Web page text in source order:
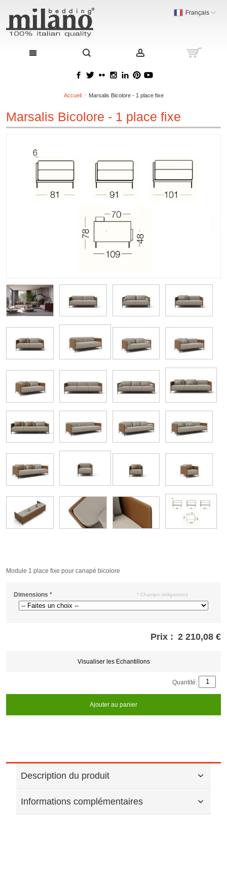
Français
Accueil Marsalis Bicolore - 1 place fixe
Marsalis Bicolore - 1 place fixe
Module 1 place fixe pour canapé bicolore
Dimensions * * Champs obligatoires
Prix : 2 210,08 €
Visualiser les Echantillons
Quantité:
Ajouter au panier
Description du produit
Informations complémentaires